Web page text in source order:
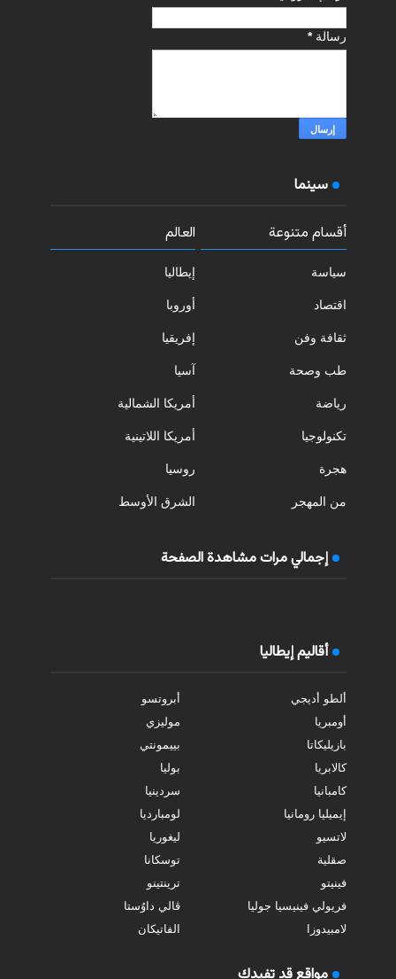
رسالة*
سينما
أقسام متنوعة
سياسة
اقتصاد
ثقافة وفن
طب وصحة
رياضة
تكنولوجيا
هجرة
من المهجر
العالم
إيطاليا
أوروبا
إفريقيا
آسيا
أمريكا الشمالية
أمريكا اللاتينية
روسيا
الشرق الأوسط
إجمالي مرات مشاهدة الصفحة
أقاليم إيطاليا
ألطو أديجي
أبروتسو
أومبريا
موليزي
بازيليكاتا
بييمونتي
كالابريا
بوليا
كامبانيا
سردينيا
إيميليا رومانيا
لومبارديا
لاتسيو
ليغوريا
صقلية
توسكانا
فينيتو
ترينتينو
فريولي فينيسيا جوليا
ڤالي داوُستا
لامبيدوزا
الفاتيكان